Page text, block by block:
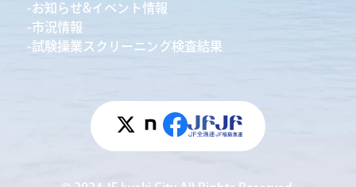
お知らせ&イベント情報
市況情報
試験操業スクリーニング検査結果